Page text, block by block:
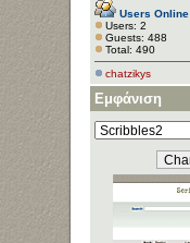
Users Online
Users: 2
Guests: 488
Total: 490
chatzikys
Εμφάνιση